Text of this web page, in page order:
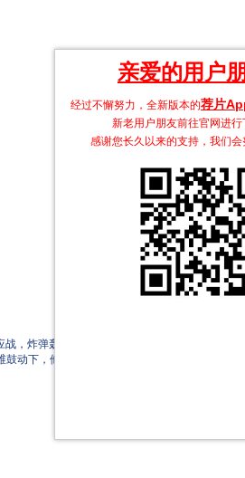
炸弹轰塌了小镇附近的桥梁，前线步步逼近
动下，他们竟然面对炮火连天的危险境地却
亲爱的用户
经过不懈努力，全新版本的荐片
新老用户朋友前往官网进行
感谢您长久以来的支持，我们会